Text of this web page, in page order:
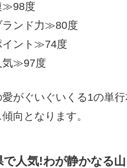
≫98度
ランド力≫80度
イント≫74度
気≫97度
がぐいぐいくる1の単
向となります。
で人気!わが静かなる山